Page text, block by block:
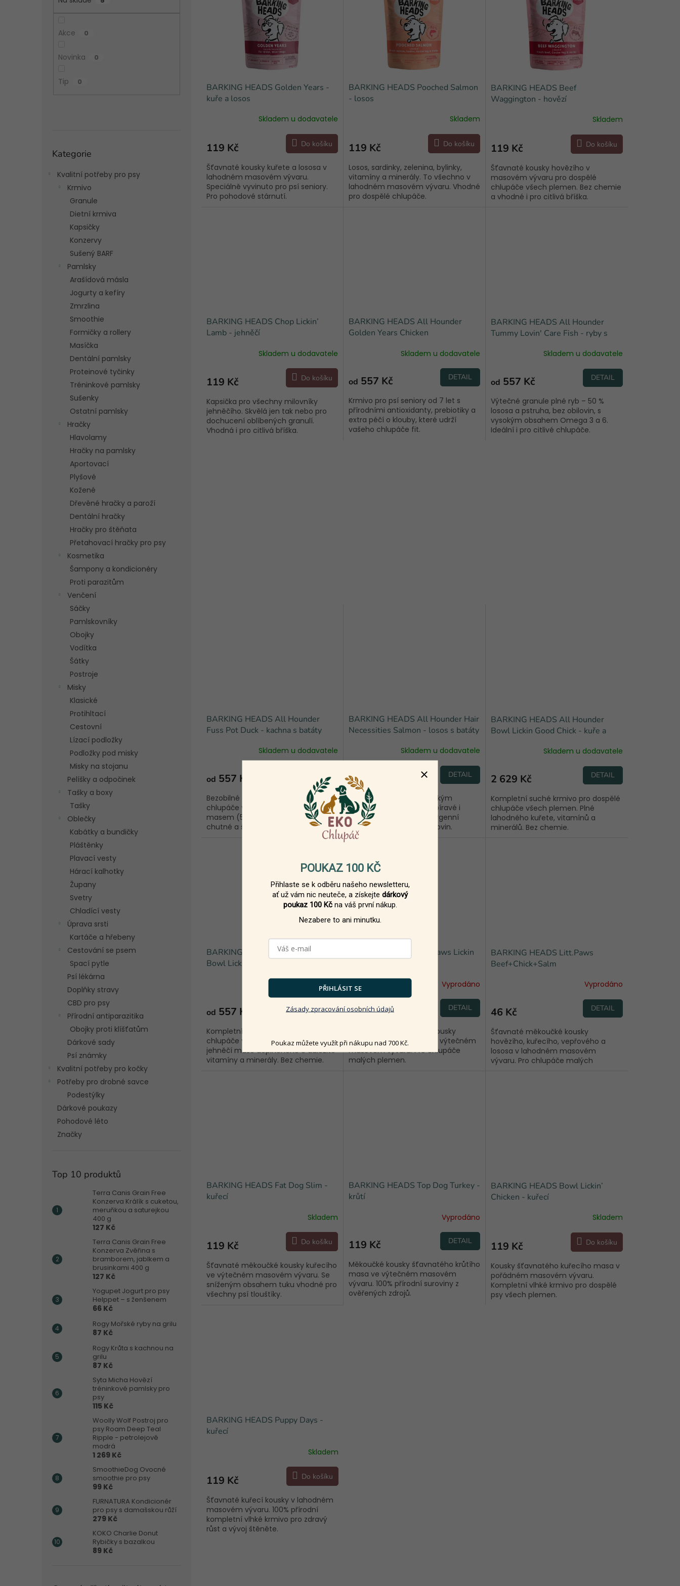
Akce 0
Novinka 0
Tip 0
kategorie
Kategorie
Kvalitní potřeby pro psy
Krmivo
Granule
Dietní krmiva
Kapsičky
Konzervy
Sušený BARF
Pamlsky
Arašídová másla
Jogurty a kefíry
Zmrzlina
Smoothie
Formičky a rollery
Masíčka
Dentální pamlsky
Proteinové tyčinky
Tréninkové pamlsky
Sušenky
Ostatní pamlsky
Hračky
Hlavolamy
Hračky na pamlsky
Aportovací
Plyšové
Kožené
Dřevěné hračky a paroží
Dentální hračky
Hračky pro štěňata
Přetahovací hračky pro psy
Kosmetika
Šampony a kondicionéry
Proti parazitům
Venčení
Sáčky
Pamlskovníky
Obojky
Vodítka
Šátky
Postroje
Misky
Klasické
Protihltací
Cestovní
Lízací podložky
Podložky pod misky
Misky na stojanu
Pelíšky a odpočinek
Tašky a boxy
Tašky
Oblečky
Kabátky a bundičky
Pláštěnky
Plavací vesty
Hárací kalhotky
Župany
Svetry
Chladící vesty
Úprava srsti
Kartáče a hřebeny
Cestování se psem
Spací pytle
Psí lékárna
Doplňky stravy
CBD pro psy
Přírodní antiparazitika
Obojky proti klíšťatům
Dárkové sady
Psí známky
Kvalitní potřeby pro kočky
Potřeby pro drobné savce
Podestýlky
Dárkové poukazy
Pohodové léto
Značky
Top 10 produktů
Terra Canis Grain Free
Konzerva Králík s cuketou,
meruňkou a saturejkou
400 g
127 Kč
Terra Canis Grain Free
Konzerva Zvěřina s
bramborem, jablkem a
brusinkami 400 g
127 Kč
Yogupet Jogurt pro psy
Helppet – s ženšenem
66 Kč
Rogy Mořské ryby na grilu
87 Kč
Rogy Krůta s kachnou na
grilu
87 Kč
Syta Micha Hovězí
tréninkové pamlsky pro
psy
115 Kč
Woolly Wolf Postroj pro
psy Roam Deep Teal
Ripple - petrolejově
modrá
1 269 Kč
SmoothieDog Ovocné
smoothie pro psy
99 Kč
FURNATURA Kondicionér
pro psy s damašskou růží
279 Kč
KOKO Charlie Donut
Rybičky s bazalkou
89 Kč
BARKING HEADS Golden Years -
kuře a losos
Skladem u dodavatele
119 Kč Do košíku
Šťavnaté kousky kuřete a lososa v
lahodném masovém vývaru.
Speciálně vyvinuto pro psí seniory.
Pro pohodové stárnutí.
BARKING HEADS Pooched Salmon
- losos
Skladem
119 Kč Do košíku
Losos, sardinky, zelenina, bylinky,
vitamíny a minerály. To všechno v
lahodném masovém vývaru. Vhodné
pro dospělé chlupáče.
BARKING HEADS Beef
Waggington - hovězí
Skladem
119 Kč Do košíku
Šťavnaté kousky hovězího v
masovém vývaru pro dospělé
chlupáče všech plemen. Bez chemie
a vhodné i pro citlivá bříška.
BARKING HEADS Chop Lickin’
Lamb - jehněčí
Skladem u dodavatele
119 Kč Do košíku
Kapsička pro všechny milovníky
jehněčího. Skvělá jen tak nebo pro
dochucení oblíbených granulí.
Vhodná i pro citlivá bříška.
BARKING HEADS All Hounder
Golden Years Chicken
Skladem u dodavatele
od 557 Kč DETAIL
Krmivo pro psí seniory od 7 let s
přírodními antioxidanty, prebiotiky a
extra péčí o klouby, které udrží
vašeho chlupáče fit.
BARKING HEADS All Hounder
Tummy Lovin' Care Fish - ryby s
Skladem u dodavatele
od 557 Kč DETAIL
Výtečné granule plné ryb – 50 %
lososa a pstruha, bez obilovin, s
vysokým obsahem Omega 3 a 6.
Ideální i pro citlivé chlupáče.
BARKING HEADS All Hounder
Fuss Pot Duck - kachna s batáty
Skladem u dodavatele
od 557 Kč DETAIL
Bezobilné granule pro dospělé
chlupáče všech plemen. S kachním
masem (50 %), které je výživné,
chutné a šetrné k zažívání.
BARKING HEADS All Hounder Hair
Necessities Salmon - losos s batáty
Skladem u dodavatele
od557 Kč DETAIL
Výtečné granule se skotským
lososem a batáty pro vybíravé i
citlivé chlupáče. Hypoalergenní
receptura bez rýže a obilovin.
BARKING HEADS All Hounder
Bowl Lickin Good Chick - kuře a
Skladem u dodavatele
2 629 Kč DETAIL
Kompletní suché krmivo pro dospělé
chlupáče všech plemen. Plné
lahodného kuřete, vitamínů a
minerálů. Bez chemie.
BARKING HEADS All Hounder
Bowl Lickin Good Lamb - jehně s
Skladem u dodavatele
od 557 Kč DETAIL
Kompletní krmivo pro dospělé
chlupáče všech plemen. Kvalitní
jehněčí maso doplněného o důležité
vitamíny a minerály. Bez chemie.
BARKING HEADS Litt.Paws Lickin
Vyprodáno
46 Kč DETAIL
Neodolatelně šťavnaté kousky
kuřete a krůtího masa ve výtečném
masovém vývaru. Pro chlupáče
malých plemen.
BARKING HEADS Litt.Paws
Beef+Chick+Salm
Vyprodáno
46 Kč DETAIL
Šťavnaté měkoučké kousky
hovězího, kuřecího, vepřového a
lososa v lahodném masovém
vývaru. Pro chlupáče malých
BARKING HEADS Fat Dog Slim -
kuřecí
Skladem
119 Kč Do košíku
Šťavnaté měkoučké kousky kuřecího
ve výtečném masovém vývaru. Se
sníženým obsahem tuku vhodné pro
všechny psí tlouštíky.
BARKING HEADS Top Dog Turkey -
krůtí
Vyprodáno
119 Kč DETAIL
Měkoučké kousky šťavnatého krůtího
masa ve výtečném masovém
vývaru. 100% přírodní suroviny z
ověřených zdrojů.
BARKING HEADS Bowl Lickin’
Chicken - kuřecí
Skladem
119 Kč Do košíku
Kousky šťavnatého kuřecího masa v
pořádném masovém vývaru.
Kompletní vlhké krmivo pro dospělé
psy všech plemen.
BARKING HEADS Puppy Days -
kuřecí
Skladem
119 Kč Do košíku
Šťavnaté kuřecí kousky v lahodném
masovém vývaru. 100% přírodní
kompletní vlhké krmivo pro zdravý
růst a vývoj štěněte.
POUKAZ 100 KČ
Přihlaste se k odběru našeho newsletteru,
ať už vám nic neuteče, a získejte dárkový
poukaz 100 Kčna váš první nákup.
Nezabere to ani minutku.
PŘIHLÁSIT SE
Zásady zpracování osobních údajů
Poukaz můžete využít při nákupu nad 700 Kč.